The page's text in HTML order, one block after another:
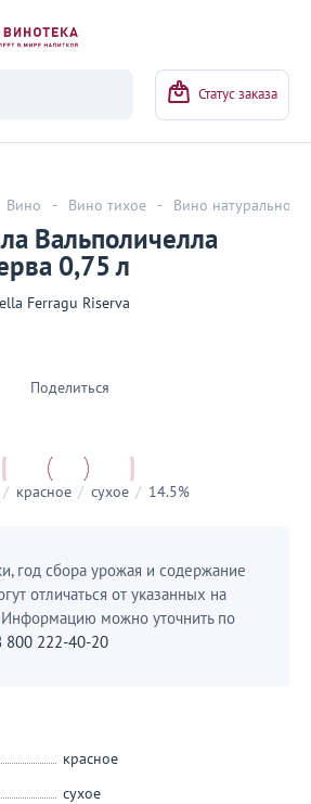
Статус заказа
Вино - Вино тихое - Вино натуральное
Вальполичелла
0,75 л
Ferragu Riserva
Поделиться
/ красное / сухое / 14.5%
год сбора урожая и содержание
отличаться от указанных на
Информацию можно уточнить по
800 222-40-20
красное
сухое